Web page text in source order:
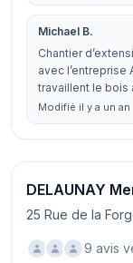
Michael B.
Chantier
avec l’entreprise
travaillent le bois
Modifié il y a un an
DELAUNAY
25 Rue de la
9 avis